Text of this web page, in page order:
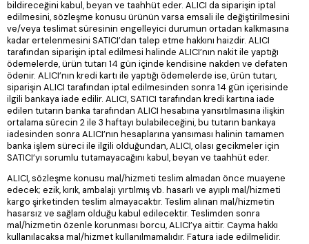
bildireceğini kabul, beyan ve taahhüt eder. ALICI da siparişin iptal
edilmesini, sözleşme konusu ürünün varsa emsali ile değiştirilmesini
ve/veya teslimat süresinin engelleyici durumun ortadan kalkmasına
kadar ertelenmesini SATICI’dan talep etme hakkını haizdir. ALICI
tarafından siparişin iptal edilmesi halinde ALICI’nın nakit ile yaptığı
ödemelerde, ürün tutarı 14 gün içinde kendisine nakden ve defaten
ödenir. ALICI’nın kredi kartı ile yaptığı ödemelerde ise, ürün tutarı,
siparişin ALICI tarafından iptal edilmesinden sonra 14 gün içerisinde
ilgili bankaya iade edilir. ALICI, SATICI tarafından kredi kartına iade
edilen tutarın banka tarafından ALICI hesabına yansıtılmasına ilişkin
ortalama sürecin 2 ile 3 haftayı bulabileceğini, bu tutarın bankaya
iadesinden sonra ALICI’nın hesaplarına yansıması halinin tamamen
banka işlem süreci ile ilgili olduğundan, ALICI, olası gecikmeler için
SATICI’yı sorumlu tutamayacağını kabul, beyan ve taahhüt eder.
ALICI, sözleşme konusu mal/hizmeti teslim almadan önce muayene
edecek; ezik, kırık, ambalajı yırtılmış vb. hasarlı ve ayıplı mal/hizmeti
kargo şirketinden teslim almayacaktır. Teslim alınan mal/hizmetin
hasarsız ve sağlam olduğu kabul edilecektir. Teslimden sonra
mal/hizmetin özenle korunması borcu, ALICI’ya aittir. Cayma hakkı
kullanılacaksa mal/hizmet kullanılmamalıdır. Fatura iade edilmelidir.